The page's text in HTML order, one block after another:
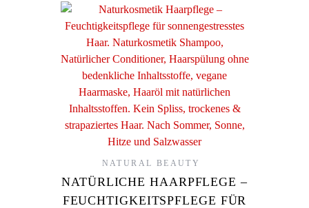
NATURAL BEAUTY
NATÜRLICHE HAARPFLEGE –
FEUCHTIGKEITSPFLEGE FÜR